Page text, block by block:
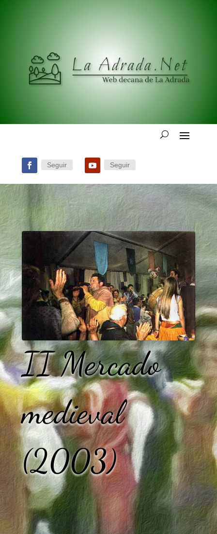
Seguir Seguir
II Mercado
medieval
(2003)